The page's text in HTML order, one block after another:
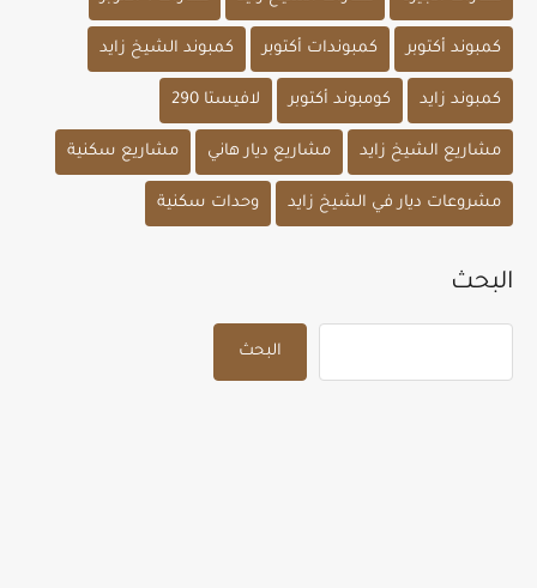
كمبوند أكتوبر كمبوندات أكتوبر كمبوند الشيخ زايد
كمبوند زايد كومبوند أكتوبر لافيستا 290
مشاريع الشيخ زايد مشاريع ديار هاني مشاريع سكنية
مشروعات ديار في الشيخ زايد وحدات سكنية
البحث
البحث